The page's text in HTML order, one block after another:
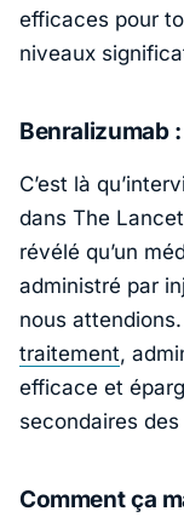
efficaces pour
niveaux
Benralizumab
C’est là
dans The
révélé qu’un
administré par
nous
traitement,
efficace et
secondaires
Comment ça